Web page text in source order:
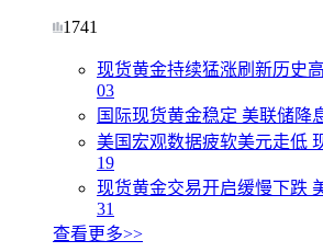
1741
现货黄金持续猛涨刷新历史
03
国际现货黄金稳定 美联储降
美国宏观数据疲软美元走低
19
现货黄金交易开启缓慢下跌
31
查看更多>>